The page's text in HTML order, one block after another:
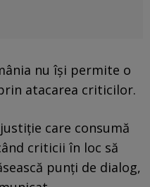
nu își permite o
atacarea criticilor.
care consumă
criticii în loc să
punți de dialog,